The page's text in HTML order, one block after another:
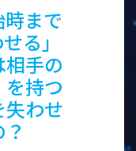
時まで
る」
手の
持つ
わせ